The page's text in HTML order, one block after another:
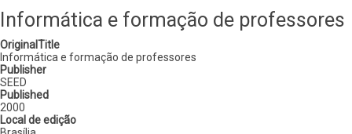
Informática e formação de professores
OriginalTitle
Informática e formação de professores
Publisher
SEED
Published
2000
Local de edição